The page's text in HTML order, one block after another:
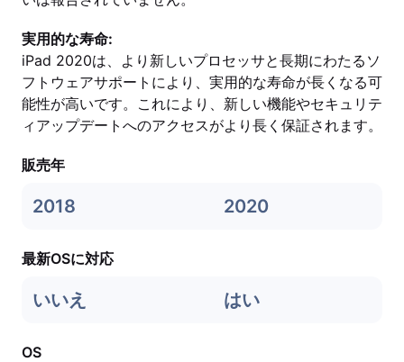
実用的な寿命:
iPad 2020は、より新しいプロセッサと長期にわたるソ
フトウェアサポートにより、実用的な寿命が長くなる可
能性が高いです。これにより、新しい機能やセキュリテ
ィアップデートへのアクセスがより長く保証されます。
販売年
2018 2020
最新OSに対応
いいえ はい
OS